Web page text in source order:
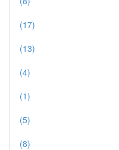
(17)
(13)
(4)
(1)
(5)
(8)